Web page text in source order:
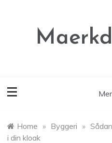
Home » Byggeri »
i din kloak